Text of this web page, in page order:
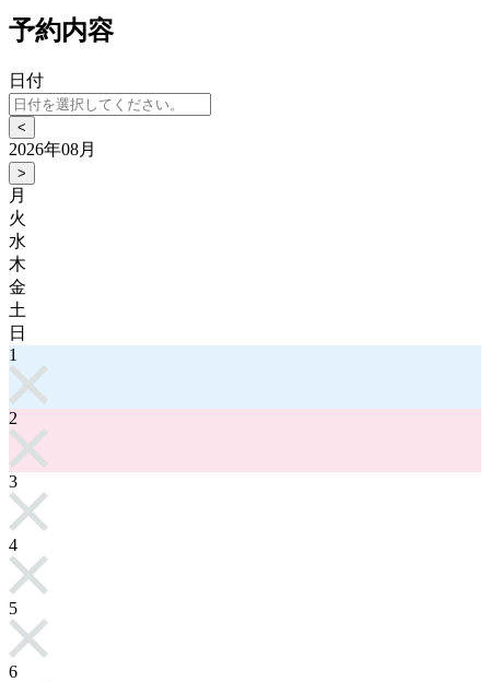
予約内容
日付
<
2026年08月
>
月
火
水
木
金
土
日
1
2
3
4
5
6